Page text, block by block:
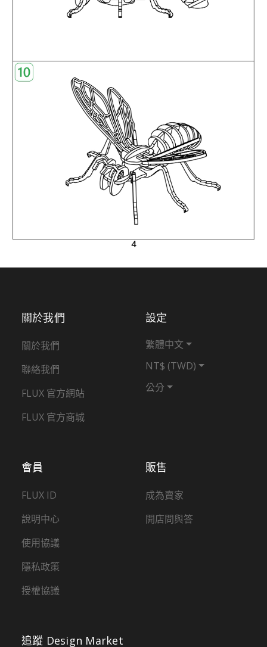
販售
成為賣家
開店問與答
會員
FLUX ID
說明中心
使用協議
隱私政策
授權協議
關於我們
關於我們
聯絡我們
FLUX 官方網站
FLUX 官方商城
設定
繁體中文
NT$ (TWD)
公分
追蹤 Design Market